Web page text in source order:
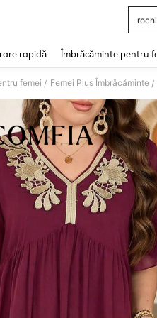
rapidă Îmbrăcăminte pentru
femei / Femei Plus Îmbrăcăminte /